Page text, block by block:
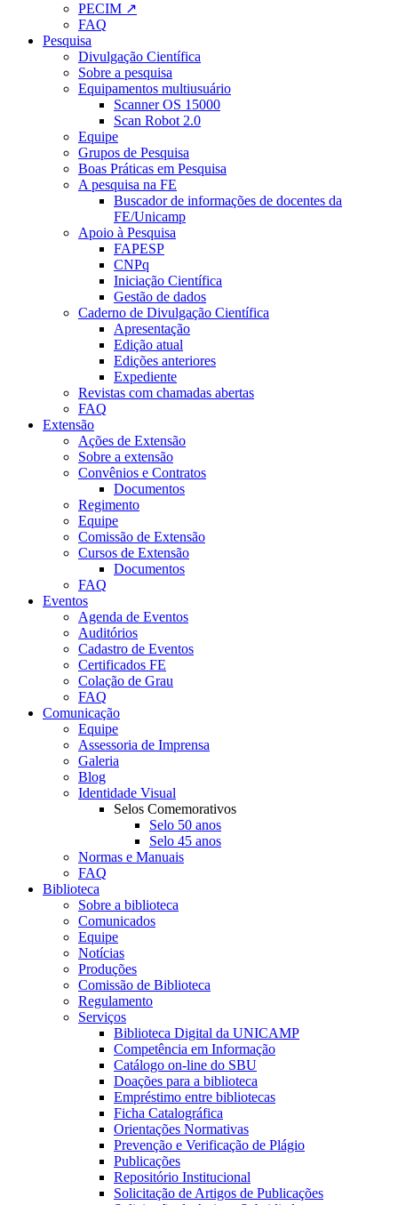
PECIM ↗
FAQ
Pesquisa
Divulgação Científica
Sobre a pesquisa
Equipamentos multiusuário
Scanner OS 15000
Scan Robot 2.0
Equipe
Grupos de Pesquisa
Boas Práticas em Pesquisa
A pesquisa na FE
Buscador de informações de docentes da
FE/Unicamp
Apoio à Pesquisa
FAPESP
CNPq
Iniciação Científica
Gestão de dados
Caderno de Divulgação Científica
Apresentação
Edição atual
Edições anteriores
Expediente
Revistas com chamadas abertas
FAQ
Extensão
Ações de Extensão
Sobre a extensão
Convênios e Contratos
Documentos
Regimento
Equipe
Comissão de Extensão
Cursos de Extensão
Documentos
FAQ
Eventos
Agenda de Eventos
Auditórios
Cadastro de Eventos
Certificados FE
Colação de Grau
FAQ
Comunicação
Equipe
Assessoria de Imprensa
Galeria
Blog
Identidade Visual
Selos Comemorativos
Selo 50 anos
Selo 45 anos
Normas e Manuais
FAQ
Biblioteca
Sobre a biblioteca
Comunicados
Equipe
Notícias
Produções
Comissão de Biblioteca
Regulamento
Serviços
Biblioteca Digital da UNICAMP
Competência em Informação
Catálogo on-line do SBU
Doações para a biblioteca
Empréstimo entre bibliotecas
Ficha Catalográfica
Orientações Normativas
Prevenção e Verificação de Plágio
Publicações
Repositório Institucional
Solicitação de Artigos de Publicações